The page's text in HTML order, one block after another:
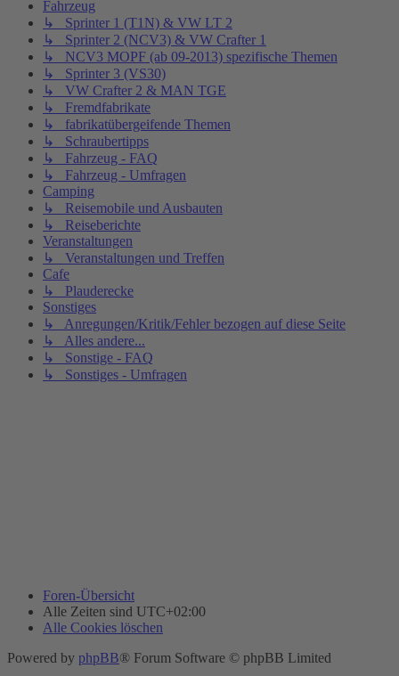
Fahrzeug
↳ Sprinter 1 (T1N) & VW LT 2
↳ Sprinter 2 (NCV3) & VW Crafter 1
↳ NCV3 MOPF (ab 09-2013) spezifische Themen
↳ Sprinter 3 (VS30)
↳ VW Crafter 2 & MAN TGE
↳ Fremdfabrikate
↳ fabrikatübergeifende Themen
↳ Schraubertipps
↳ Fahrzeug - FAQ
↳ Fahrzeug - Umfragen
Camping
↳ Reisemobile und Ausbauten
↳ Reiseberichte
Veranstaltungen
↳ Veranstaltungen und Treffen
Cafe
↳ Plauderecke
Sonstiges
↳ Anregungen/Kritik/Fehler bezogen auf diese Seite
↳ Alles andere...
↳ Sonstige - FAQ
↳ Sonstiges - Umfragen
Foren-Übersicht
Alle Zeiten sind UTC+02:00
Alle Cookies löschen
Powered by phpBB® Forum Software © phpBB Limited